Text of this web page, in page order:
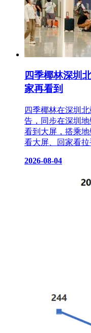
四季椰林深圳
家再看到
四季椰林在深圳
告，同步在深圳
看到大屏，搭乘
看大屏、回家看拉
2026-08-04